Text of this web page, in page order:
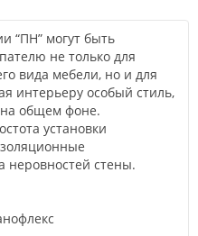
“ПН” могут быть
не только для
вида мебели, но и для
интерьеру особый стиль,
на общем фоне.
установки
неровностей стены.